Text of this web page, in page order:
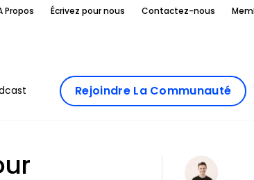
Propos Écrivez pour nous Contactez-nous
Rejoindre La Communauté